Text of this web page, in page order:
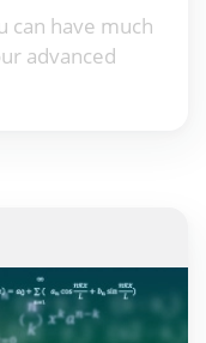
can have much
advanced